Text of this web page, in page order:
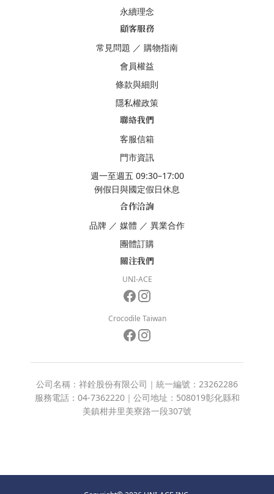
永續理念
顧客服務
常見問題 ／ 購物指南
會員權益
條款與細則
隱私權政策
聯絡我們
客服信箱
門市資訊
週一至週五 09:30–17:00
例假日與國定假日休息
合作洽詢
品牌 ／ 媒體 ／ 異業合作
團體訂購
關注我們
UNI-ACE
Crocodile Taiwan
公司名稱：祥銓股份有限公司｜統一編號：23262286
服務電話：04-7362220｜公司地址：508019彰化縣和
美鎮柑井里美寮路一段307號